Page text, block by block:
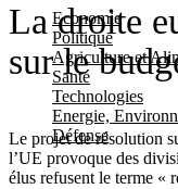
Economie
Politique
Agriculture et
Santé
Technologies
Energie,
Défense
La droite
sur le
Le projet de résolution
l’UE provoque des
élus refusent le terme «